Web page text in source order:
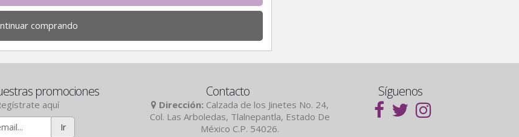
comprando
promociones
aquí
Ir
Contacto
Dirección: Calzada de los Jinetes No. 24,
Col. Las Arboledas, Tlalnepantla, Estado De
México C.P. 54026.
Síguenos